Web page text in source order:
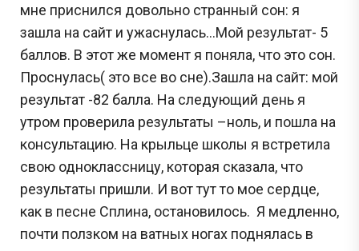
мне приснился довольно странный сон: я
зашла на сайт и ужаснулась…Мой результат- 5
баллов. В этот же момент я поняла, что это сон.
Проснулась( это все во сне).Зашла на сайт: мой
результат -82 балла. На следующий день я
утром проверила результаты –ноль, и пошла на
консультацию. На крыльце школы я встретила
свою одноклассницу, которая сказала, что
результаты пришли. И вот тут то мое сердце,
как в песне Сплина, остановилось. Я медленно,
почти ползком на ватных ногах поднялась в